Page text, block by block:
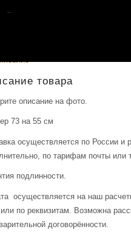
Р
товара
описание на фото.
73 на 55 см
осуществляется по России и
по тарифам почты или
подлинности.
осуществляется на наш
по реквизитам. Возможна
договорённости.